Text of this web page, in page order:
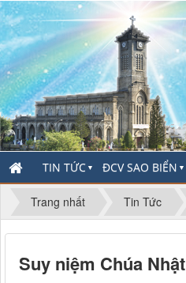
TIN TỨC ▼ ĐCV SAO BIỂN ▼
Trang nhất Tin Tức
Suy niệm Chúa